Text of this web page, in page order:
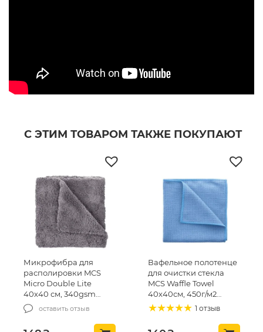
С ЭТИМ ТОВАРОМ ТАКЖЕ ПОКУПАЮТ
Микрофибра для
располировки MCS
Micro Double Lite
40х40 см, 340gsm
(MCS-03/1)
оставить отзыв
Вафельное полотенце
для очистки стекла
MCS Waffle Towel
40х40см, 450г/м2
(MCS24)
1 отзыв